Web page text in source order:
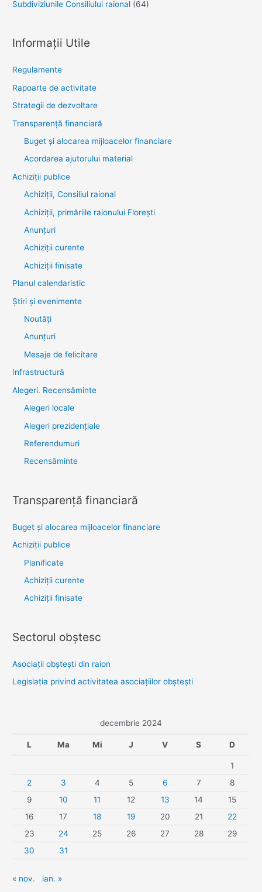
Subdiviziunile Consiliului raional (64)
Informații Utile
Regulamente
Rapoarte de activitate
Strategii de dezvoltare
Transparenţă financiară
Buget și alocarea mijloacelor financiare
Acordarea ajutorului material
Achiziţii publice
Achiziții, Consiliul raional
Achiziții, primăriile raionului Florești
Anunțuri
Achiziții curente
Achiziții finisate
Planul calendaristic
Știri şi evenimente
Noutăţi
Anunţuri
Mesaje de felicitare
Infrastructură
Alegeri. Recensăminte
Alegeri locale
Alegeri prezidențiale
Referendumuri
Recensăminte
Transparenţă financiară
Buget și alocarea mijloacelor financiare
Achiziţii publice
Planificate
Achiziții curente
Achiziții finisate
Sectorul obştesc
Asociaţii obşteşti din raion
Legislaţia privind activitatea asociaţiilor obşteşti
decembrie 2024
L Ma Mi J V S D
1
2
3 4 5 6 7
8
9
10 11 12 13 14
15
16
17 18 19 20 21
22
23
24 25 26 27 28
29
30
31
« nov. ian. »